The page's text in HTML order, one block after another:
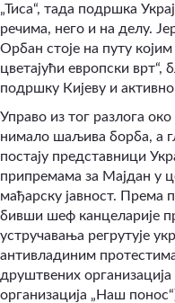
„Тиса“, тада подршка
речима, него и на делу.
Орбан стоје на путу
цветајући европски врт“,
подршку Кијеву и
Управо из тог разлога око
нимало шаљива борба, а
постају представници
припремама за Мајдан у
мађарску јавност. Према
бивши шеф канцеларије
устручавања регрутује
антивладиним
друштвених
организација „Наш